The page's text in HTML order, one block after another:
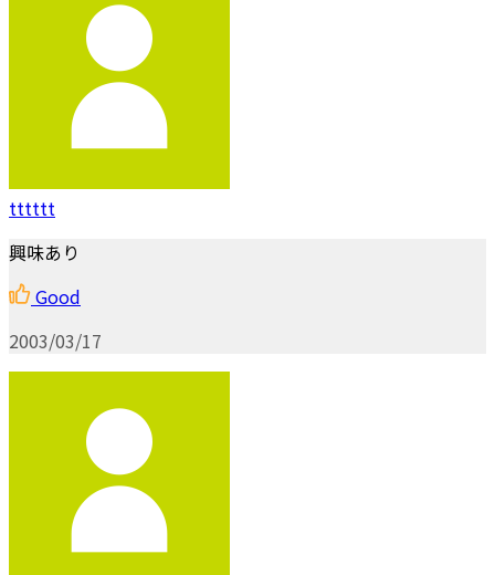
tttttt
興味あり
Good
2003/03/17